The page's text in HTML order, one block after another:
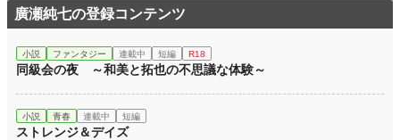
廣瀬純七の登録コンテンツ
小説 ファンタジー 連載中 短編 R18
同級会の夜 ～和美と拓也の不思議な体験～
小説 青春 連載中 短編
ストレンジ＆デイズ